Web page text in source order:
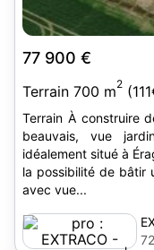
77 900 €
Terrain 700 m2
Terrain À construire
beauvais, vue jardin. faites construire sur ce
idéalement situé à
la possibilité de bâtir
avec vue...